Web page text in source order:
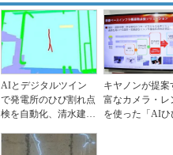
AIとデジタルツイン
で発電所のひび割れ点
検を自動化、清水建設
キヤノンが提案
富なカメラ・レ
を使った「AIひ